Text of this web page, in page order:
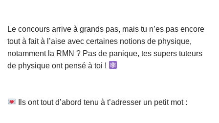
Le concours arrive à grands pas, mais tu n’es pas encore
tout à fait à l’aise avec certaines notions de physique,
notamment la RMN ? Pas de panique, tes supers tuteurs
de physique ont pensé à toi !
Ils ont tout d’abord tenu à t’adresser un petit mot :